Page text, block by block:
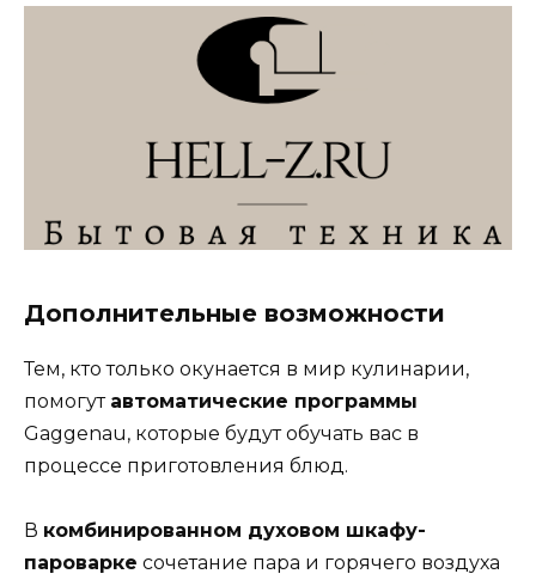
Дополнительные возможности
Тем, кто только окунается в мир кулинарии,
помогут автоматические программы
Gaggenau, которые будут обучать вас в
процессе приготовления блюд.
В комбинированном духовом шкафу-
пароварке сочетание пара и горячего воздуха